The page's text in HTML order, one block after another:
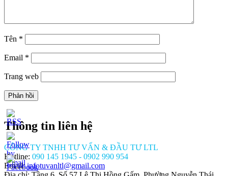
Tên *
Email *
Trang web
Thông tin liên hệ
CÔNG TY TNHH TƯ VẤN & ĐẦU TƯ LTL
Hotline: 090 145 1945 - 0902 990 954
Email:infotuvanltl@gmail.com